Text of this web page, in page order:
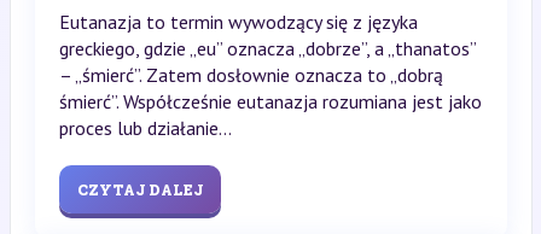
Eutanazja to termin wywodzący się z języka
greckiego, gdzie „eu” oznacza „dobrze”, a „thanatos”
– „śmierć”. Zatem dosłownie oznacza to „dobrą
śmierć”. Współcześnie eutanazja rozumiana jest jako
proces lub działanie...
CZYTAJ DALEJ